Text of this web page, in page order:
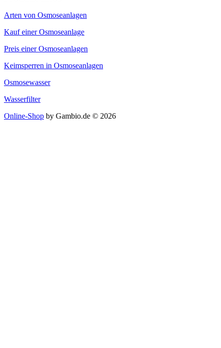
Arten von Osmoseanlagen
Kauf einer Osmoseanlage
Preis einer Osmoseanlagen
Keimsperren in Osmoseanlagen
Osmosewasser
Wasserfilter
Online-Shop by Gambio.de © 2026